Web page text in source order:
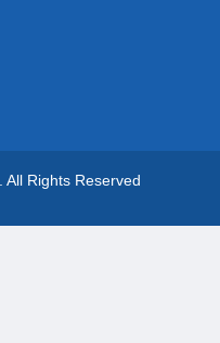
All Rights Reserved